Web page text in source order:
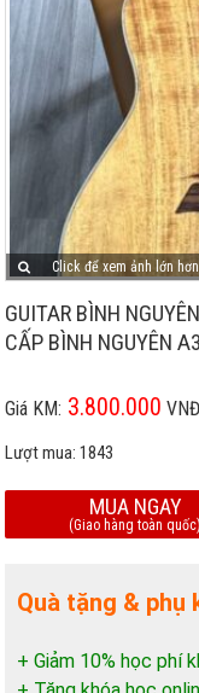
Click để xem ảnh lớn hơn
GUITAR BÌNH
CẤP BÌNH NGUYÊN
Giá KM: 3.800.000 VNĐ
Lượt mua:1843
MUA NGAY
(Giao hàng toàn quốc)
Quà tặng & phụ
+ Giảm 10% học phí